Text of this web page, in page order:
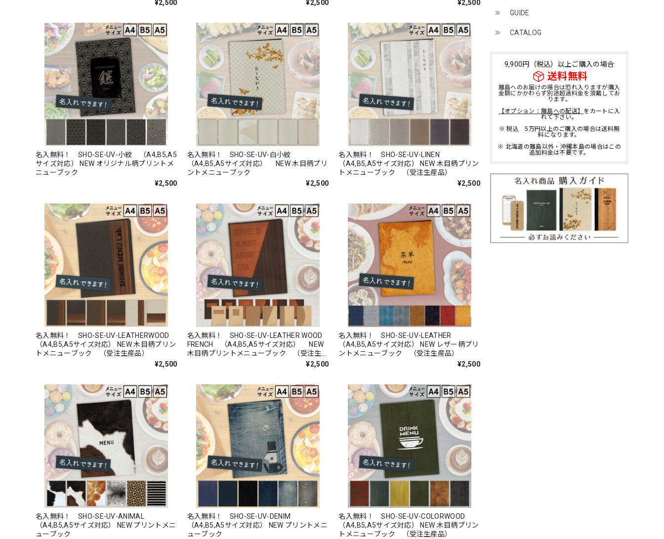
GUIDE
CATALOG
9,900円（税込）以上ご購入の場合
送料無料
離島へのお届けの場合は恐れ入りますが購入
金額にかかわらず別途超過料金を頂戴してお
ります。
【オプション：離島への配送】 をカートに入
れて下さい。
※ 税込 5万円以上のご購入の場合は送料無
料になります。
※ 北海道の離島以外・沖縄本島の場合はこの
追加料金は不要です。
¥2,500
¥2,500
¥2,500
名入無料！ SHO-SE-UV-小紋 （A4,B5,A5
サイズ対応） NEW オリジナル柄プリントメ
ニューブック
¥2,500
名入無料！ SHO-SE-UV-白小紋
（A4,B5,A5サイズ対応） NEW 木目柄プリ
ントメニューブック
¥2,500
名入無料！ SHO-SE-UV-LINEN
（A4,B5,A5サイズ対応） NEW 木目柄プリン
トメニューブック （受注生産品）
¥2,500
名入無料！ SHO-SE-UV-LEATHERWOOD
（A4,B5,A5サイズ対応） NEW 木目柄プリン
トメニューブック （受注生産品）
¥2,500
名入無料！ SHO-SE-UV-LEATHER WOOD
FRENCH （A4,B5,A5サイズ対応） NEW
木目柄プリントメニューブック （受注生産
¥2,500
名入無料！ SHO-SE-UV-LEATHER
（A4,B5,A5サイズ対応） NEW レザー柄プリ
ントメニューブック （受注生産品）
¥2,500
名入無料！ SHO-SE-UV-ANIMAL
（A4,B5,A5サイズ対応） NEW プリントメニ
ューブック
名入無料！ SHO-SE-UV-DENIM
（A4,B5,A5サイズ対応） NEW プリントメニ
ューブック
名入無料！ SHO-SE-UV-COLORWOOD
（A4,B5,A5サイズ対応） NEW 木目柄プリン
トメニューブック （受注生産品）